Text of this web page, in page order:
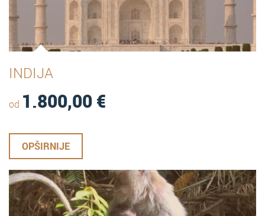
INDIJA
od 1.800,00€
OPŠIRNIJE